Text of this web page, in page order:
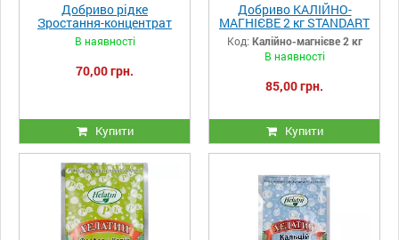
Добриво рідке
Зростання-концентрат
300 мл
В наявності
70,00 грн.
Купити
Добриво КАЛІЙНО-
МАГНІЄВЕ 2 кг STANDART
NPK КОМПЛЕКСНЕ
МІНЕРАЛЬНЕ
Код: Калійно-магнієве 2 кг
В наявності
85,00 грн.
Купити